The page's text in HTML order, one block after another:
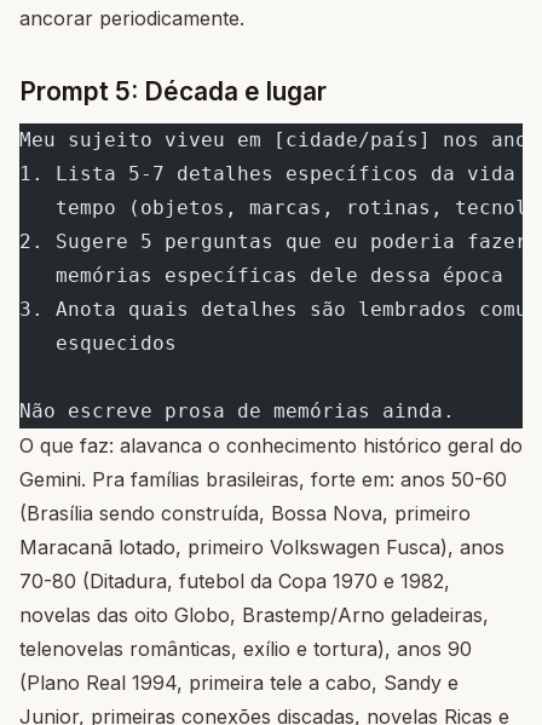
ancorar periodicamente.
Prompt 5: Década e lugar
Meu sujeito viveu em [cidade/país] nos
1. Lista 5-7 detalhes específicos da vida
tempo (objetos, marcas, rotinas,
2. Sugere 5 perguntas que eu poderia fazer
   memórias específicas dele dessa época
3. Anota quais detalhes são lembrados
   esquecidos
Não escreve prosa de memórias ainda.
O que faz: alavanca o conhecimento histórico geral do
Gemini. Pra famílias brasileiras, forte em: anos 50-60
(Brasília sendo construída, Bossa Nova, primeiro
Maracanã lotado, primeiro Volkswagen Fusca), anos
70-80 (Ditadura, futebol da Copa 1970 e 1982,
novelas das oito Globo, Brastemp/Arno geladeiras,
telenovelas românticas, exílio e tortura), anos 90
(Plano Real 1994, primeira tele a cabo, Sandy e
Junior, primeiras conexões discadas, novelas Ricas e